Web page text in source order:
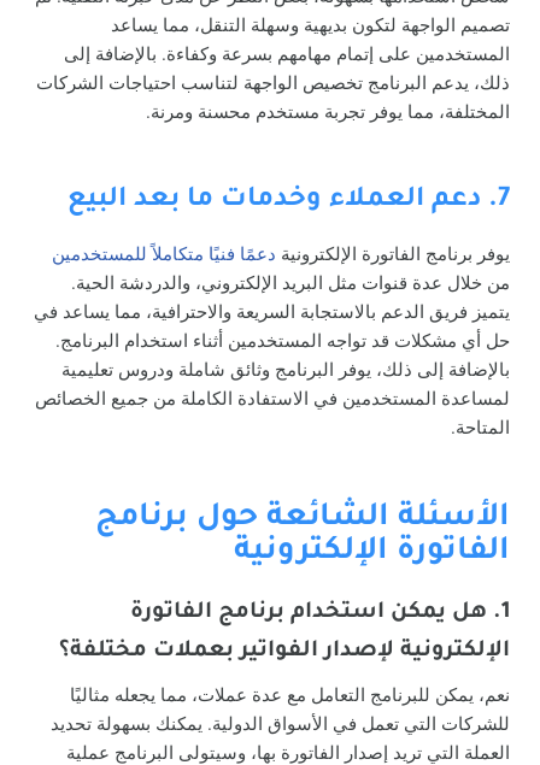
تصميم الواجهة لتكون بديهية وسهلة التنقل، مما يساعد
المستخدمين على إتمام مهامهم بسرعة وكفاءة. بالإضافة إلى
ذلك، يدعم البرنامج تخصيص الواجهة لتناسب احتياجات الشركات
المختلفة، مما يوفر تجربة مستخدم محسنة ومرنة.
7. دعم العملاء وخدمات ما بعد البيع
يوفر برنامج الفاتورة الإلكترونية دعمًا فنيًا متكاملاً للمستخدمين
من خلال عدة قنوات مثل البريد الإلكتروني، والدردشة الحية.
يتميز فريق الدعم بالاستجابة السريعة والاحترافية، مما يساعد في
حل أي مشكلات قد تواجه المستخدمين أثناء استخدام البرنامج.
بالإضافة إلى ذلك، يوفر البرنامج وثائق شاملة ودروس تعليمية
لمساعدة المستخدمين في الاستفادة الكاملة من جميع الخصائص
المتاحة.
الأسئلة الشائعة حول برنامج
الفاتورة الإلكترونية
1. هل يمكن استخدام برنامج الفاتورة
الإلكترونية لإصدار الفواتير بعملات مختلفة؟
نعم، يمكن للبرنامج التعامل مع عدة عملات، مما يجعله مثاليًا
للشركات التي تعمل في الأسواق الدولية. يمكنك بسهولة تحديد
العملة التي تريد إصدار الفاتورة بها، وسيتولى البرنامج عملية